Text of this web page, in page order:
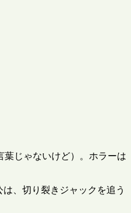
じゃないけど）。ホラーは
、切り裂きジャックを追う